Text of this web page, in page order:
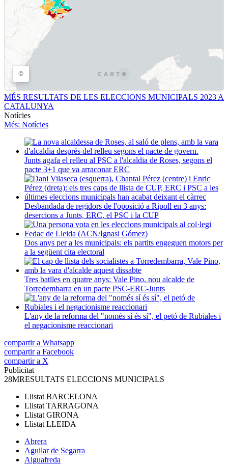
MÉS RESULTATS DE LES ELECCIONS MUNICIPALS 2023 A
CATALUNYA
Notícies
Més: Notícies
Junts agafa el relleu al PSC a l'alcaldia de Roses, segons el
pacte 3+1 que va arraconar ERC
Desbandada de regidors de l'oposició a Ripoll en 3 anys:
desercions a Junts, ERC, el PSC i la CUP
Dos anys per a les municipals: els partits engeguen motors per
a la següent cita electoral
Tres batlles en quatre anys: Vale Pino, nou alcalde de
Torredembarra en un pacte PSC-ERC-Junts
L'any de la reforma del "només sí és sí", el petó de Rubiales i
el negacionisme reaccionari
compartir a Whatsapp
compartir a Facebook
compartir a X
Publicitat
28MRESULTATS ELECCIONS MUNICIPALS
Llistat BARCELONA
Llistat TARRAGONA
Llistat GIRONA
Llistat LLEIDA
Abrera
Aguilar de Segarra
Aiguafreda